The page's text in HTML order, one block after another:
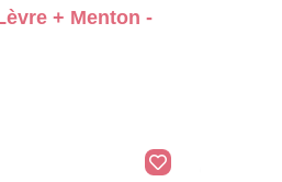
+ Menton -